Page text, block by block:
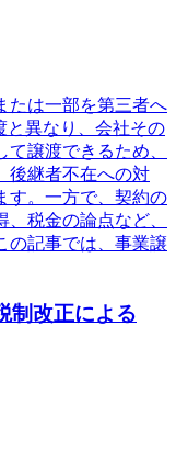
たは一部を第三者へ
と異なり、会社その
譲渡できるため、
後継者不在への対
す。一方で、契約の
税金の論点など、
の記事では、事業譲
制改正による